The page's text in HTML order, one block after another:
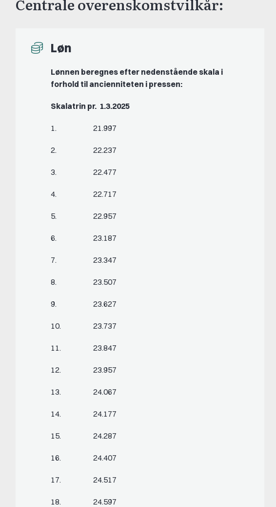
Centrale overenskomstvilkår:
Løn
Lønnen beregnes efter nedenstående skala i
forhold til ancienniteten i pressen:
Skalatrin pr. 1.3.2025
1. 21.997
2. 22.237
3. 22.477
4. 22.717
5. 22.957
6. 23.187
7. 23.347
8. 23.507
9. 23.627
10. 23.737
11. 23.847
12. 23.957
13. 24.067
14. 24.177
15. 24.287
16. 24.407
17. 24.517
18. 24.597